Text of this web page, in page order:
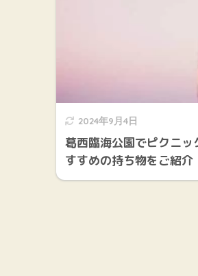
2024年9月4日
葛西臨海公園でピクニ
すすめの持ち物をご紹介